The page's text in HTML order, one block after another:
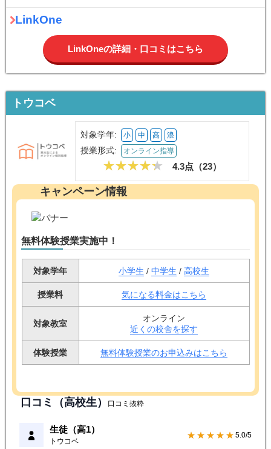
LinkOne
LinkOneの詳細・口コミはこちら
トウコベ
対象学年: 小 中 高 浪
授業形式: オンライン指導
4.3点（23）
キャンペーン情報
無料体験授業実施中！
対象学年 小学生 / 中学生 / 高校生
授業料 気になる料金はこちら
対象教室
オンライン
近くの校舎を探す
体験授業 無料体験授業のお申込みはこちら
口コミ（高校生） 口コミ抜粋
生徒（高1）
トウコベ
★★★★★ 5.0/5